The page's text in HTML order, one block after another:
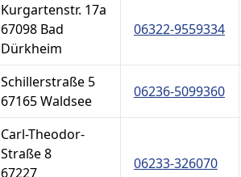
Kurgartenstr. 17a
67098 Bad
Dürkheim
06322-9559334
Schillerstraße 5
67165 Waldsee
06236-5099360
Carl-Theodor-
Straße 8
67227
06233-326070